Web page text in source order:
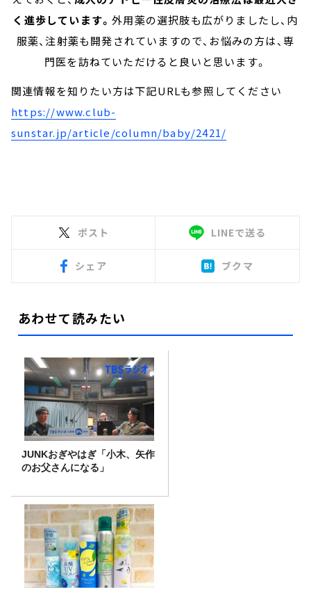
く進歩しています。外用薬の選択肢も広がりましたし、内
服薬、注射薬も開発されていますので、お悩みの方は、専
門医を訪ねていただけると良いと思います。
関連情報を知りたい方は下記URLも参照してください
https://www.club-
sunstar.jp/article/column/baby/2421/
ポスト LINEで送る
シェア ブクマ
あわせて読みたい
JUNKおぎやはぎ「小木、矢作
のお父さんになる」